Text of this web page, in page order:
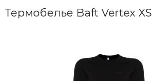
Термобельё Baft Vertex XS